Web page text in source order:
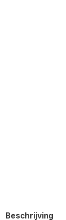
Beschrijving